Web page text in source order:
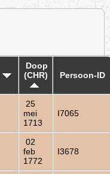
Doop
(CHR)
Persoon-ID
25
mei
1713
I7065
02
feb
1772
I3678